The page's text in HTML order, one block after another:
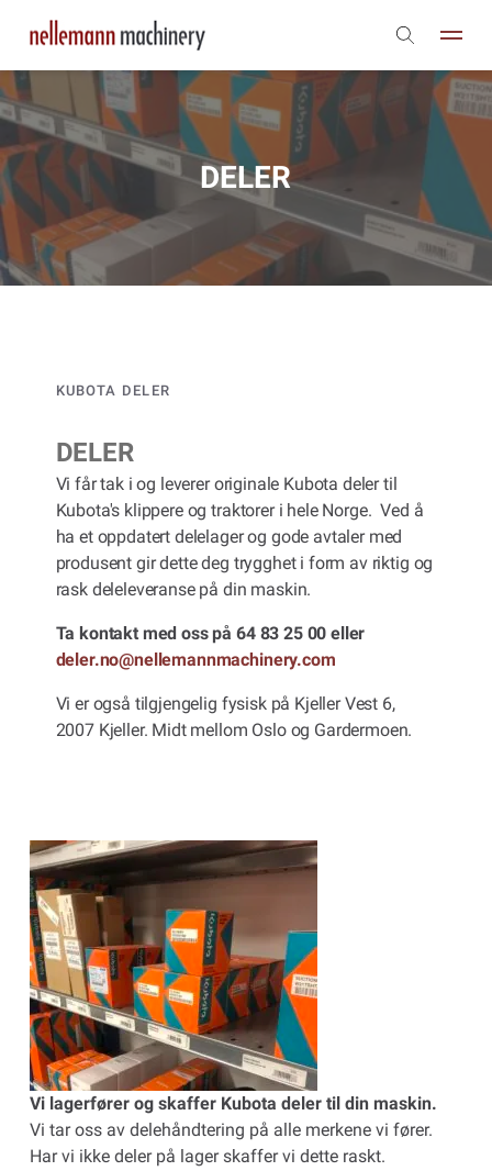
DELER
KUBOTA DELER
DELER
Vi får tak i og leverer originale Kubota deler til
Kubota's klippere og traktorer i hele Norge. Ved å
ha et oppdatert delelager og gode avtaler med
produsent gir dette deg trygghet i form av riktig og
rask deleleveranse på din maskin.
Ta kontakt med oss på 64 83 25 00 eller
deler.no@nellemannmachinery.com
Vi er også tilgjengelig fysisk på Kjeller Vest 6,
2007 Kjeller. Midt mellom Oslo og Gardermoen.
Vi lagerfører og skaffer Kubota deler til din maskin.
Vi tar oss av delehåndtering på alle merkene vi fører.
Har vi ikke deler på lager skaffer vi dette raskt.